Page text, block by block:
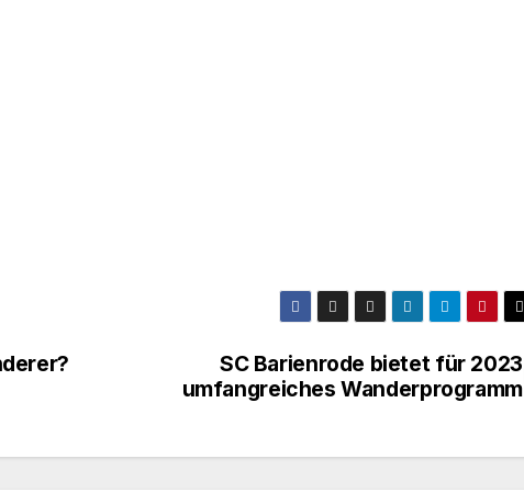
SC Barienrode bietet für 2023
umfangreiches Wanderprogramm